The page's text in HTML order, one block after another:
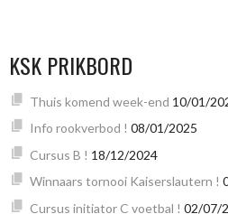
KSK PRIKBORD
Thuis komend week-end 10/01/
Info rookverbod ! 08/01/2025
Cursus B ! 18/12/2024
Winnaars tornooi Kaiserslautern !
Cursus initiator C voetbal ! 02/07/